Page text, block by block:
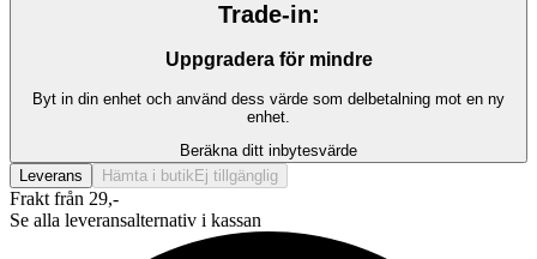
Trade-in:
Uppgradera för mindre
Byt in din enhet och använd dess värde som delbetalning mot en ny
enhet.
Beräkna ditt inbytesvärde
Leverans
Hämta i butik Ej tillgänglig
Frakt från 29,-
Se alla leveransalternativ i kassan